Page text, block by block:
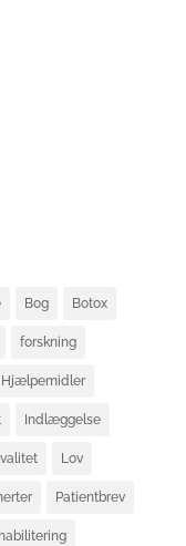
Bog Botox
forskning
Hjælpemidler
Indlæggelse
Lov
Patientbrev